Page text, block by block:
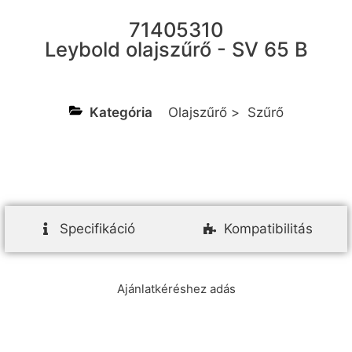
71405310
Leybold olajszűrő - SV 65 B
Kategória Olajszűrő > Szűrő
Specifikáció Kompatibilitás
Ajánlatkéréshez adás